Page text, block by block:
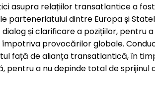
asupra relațiilor transatlantice a
parteneriatului dintre Europa și
și clarificare a pozițiilor, pentru
provocărilor globale.
față de alianța transatlantică, în
pentru a nu depinde total de sprijinul